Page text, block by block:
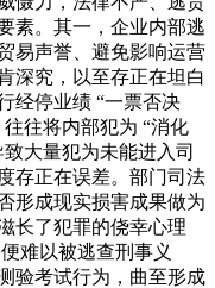
素。其一，企业内部逃
易声誉、避免影响运营
深究，以至存正在坦白
经停业绩 “一票否决
往将内部犯为 “消化
大量犯为未能进入司
存正在误差。部门司法
形成现实损害成果做为
长了犯罪的侥幸心理
难以被逃查刑事义
验考试行为，曲至形成